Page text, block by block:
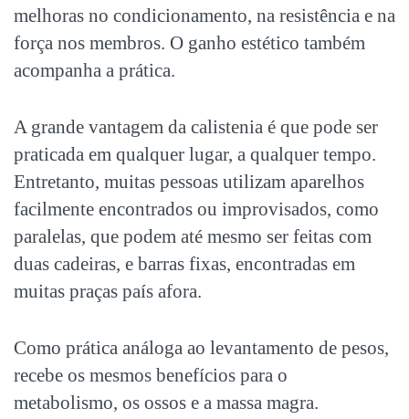
melhoras no condicionamento, na resistência e na
força nos membros. O ganho estético também
acompanha a prática.
A grande vantagem da calistenia é que pode ser
praticada em qualquer lugar, a qualquer tempo.
Entretanto, muitas pessoas utilizam aparelhos
facilmente encontrados ou improvisados, como
paralelas, que podem até mesmo ser feitas com
duas cadeiras, e barras fixas, encontradas em
muitas praças país afora.
Como prática análoga ao levantamento de pesos,
recebe os mesmos benefícios para o
metabolismo, os ossos e a massa magra.